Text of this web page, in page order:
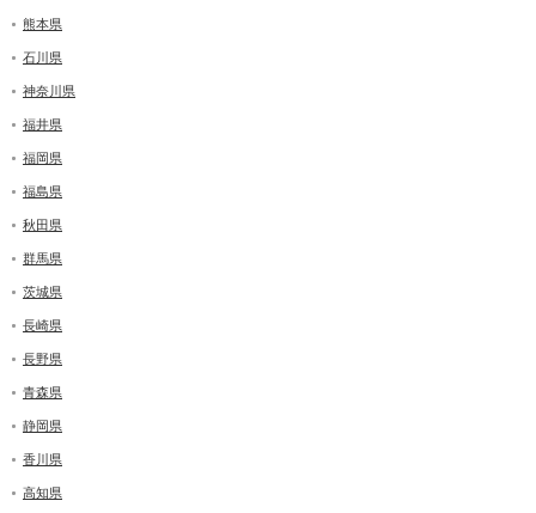
熊本県
石川県
神奈川県
福井県
福岡県
福島県
秋田県
群馬県
茨城県
長崎県
長野県
青森県
静岡県
香川県
高知県